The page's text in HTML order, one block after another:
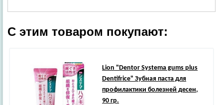
С этим товаром покупают:
Lion "Dentor Systema gums plus
Dentifrice" Зубная паста для
профилактики болезней десен,
90 гр.